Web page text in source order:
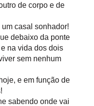
de corpo e de
casal sonhador!
debaixo da ponte
na vida dos dois
sem nenhum
e em função de
sabendo onde vai